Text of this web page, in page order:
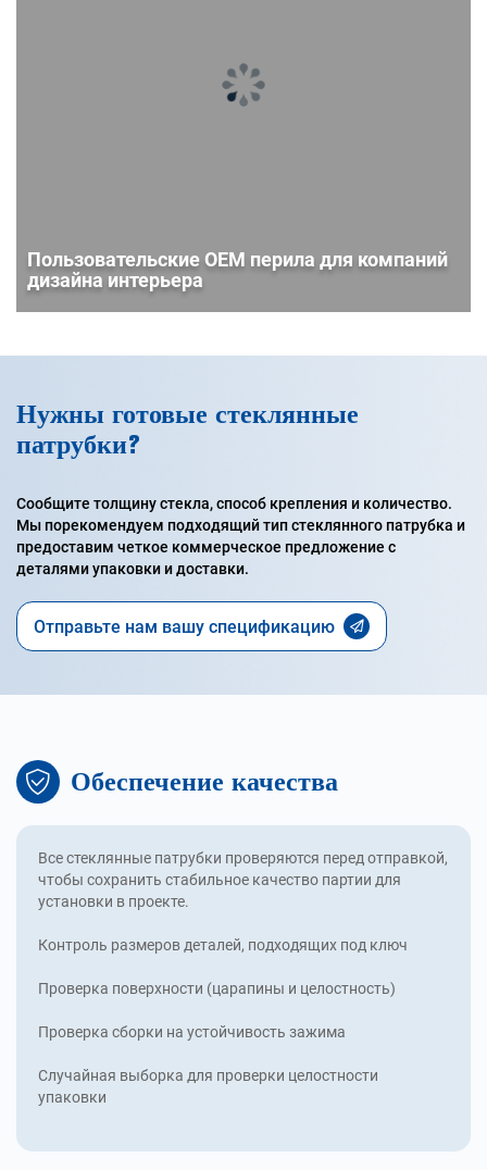
Пользовательские OEM перила для компаний
дизайна интерьера
Нужны готовые стеклянные
патрубки?
Сообщите толщину стекла, способ крепления и количество.
Мы порекомендуем подходящий тип стеклянного патрубка и
предоставим четкое коммерческое предложение с
деталями упаковки и доставки.
Отправьте нам вашу спецификацию
Обеспечение качества
Все стеклянные патрубки проверяются перед отправкой,
чтобы сохранить стабильное качество партии для
установки в проекте.
Контроль размеров деталей, подходящих под ключ
Проверка поверхности (царапины и целостность)
Проверка сборки на устойчивость зажима
Случайная выборка для проверки целостности
упаковки